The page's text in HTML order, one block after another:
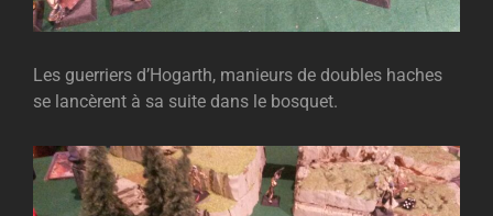
Les guerriers d’Hogarth, manieurs de doubles haches
se lancèrent à sa suite dans le bosquet.